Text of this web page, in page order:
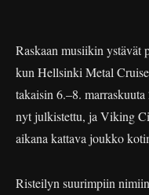
Raskaan musiikin ystävät
kun Hellsinki Metal
takaisin 6.–8.
nyt julkistettu, ja Viking
aikana kattava joukko
Risteilyn suurimpiin